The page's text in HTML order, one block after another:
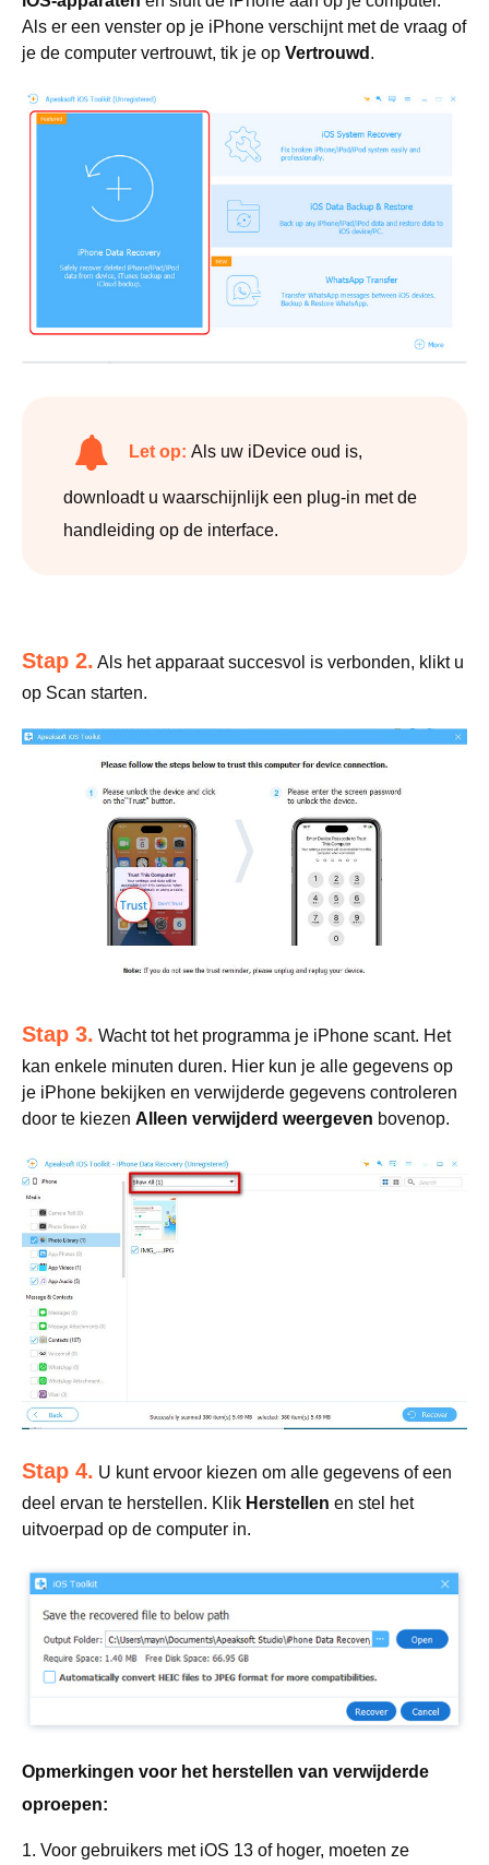
Als er een venster op je iPhone verschijnt met de vraag of
je de computer vertrouwt, tik je op Vertrouwd .
Let op: Als uw iDevice oud is,
downloadt u waarschijnlijk een plug-in met de
handleiding op de interface.
Stap 2. Als het apparaat succesvol is verbonden, klikt u
op Scan starten.
Stap 3. Wacht tot het programma je iPhone scant. Het
kan enkele minuten duren. Hier kun je alle gegevens op
je iPhone bekijken en verwijderde gegevens controleren
door te kiezen Alleen verwijderd weergeven bovenop.
Stap 4. U kunt ervoor kiezen om alle gegevens of een
deel ervan te herstellen. Klik Herstellen en stel het
uitvoerpad op de computer in.
Opmerkingen voor het herstellen van verwijderde
oproepen:
1. Voor gebruikers met iOS 13 of hoger, moeten ze